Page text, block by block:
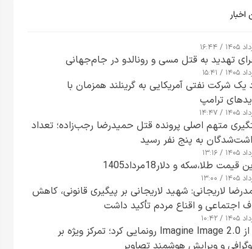
اخبار
تهدید به قتل مسی و رونالدو در جام‌جهانی
یک شرکت نفتی آمریکایی به گرینلند همزمان با
ترامپ
متهم اصلی پرونده قتل حمیدرضا رجب‌زاده؛ تعداد
به پنج نفر رسید
قیمت طلا،سکه و دلار18مرداد1405
لاریجانی: شهید لاریجانی بر پیگیری قانونی، کاهش
اجتماعی و اقناع مردم تأکید داشت
xAI از Imagine Image 2.0 رونمایی کرد؛ تمرکز ویژه بر
و ویرایش هوشمند تصاویر